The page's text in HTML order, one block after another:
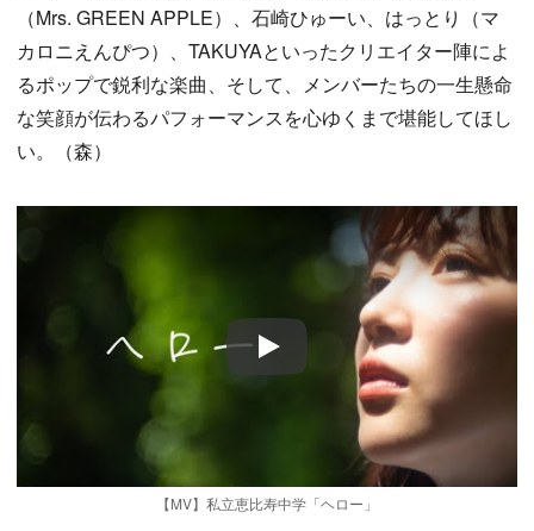
（Mrs. GREEN APPLE）、石崎ひゅーい、はっとり（マ
カロニえんぴつ）、TAKUYAといったクリエイター陣によ
るポップで鋭利な楽曲、そして、メンバーたちの一生懸命
な笑顔が伝わるパフォーマンスを心ゆくまで堪能してほし
い。（森）
Play
【MV】私立恵比寿中学「ヘロー」